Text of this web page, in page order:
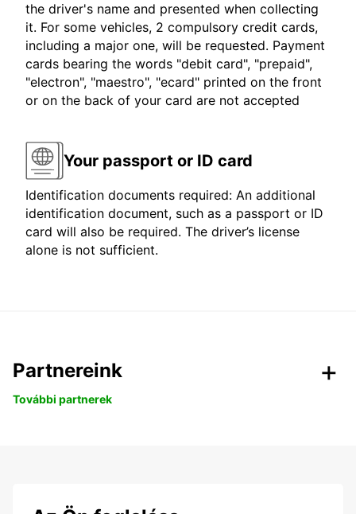
the driver's name and presented when collecting
it. For some vehicles, 2 compulsory credit cards,
including a major one, will be requested. Payment
cards bearing the words "debit card", "prepaid",
"electron", "maestro", "ecard" printed on the front
or on the back of your card are not accepted
Your passport or ID card
Identification documents required: An additional
identification document, such as a passport or ID
card will also be required. The driver’s license
alone is not sufficient.
Partnereink
További partnerek